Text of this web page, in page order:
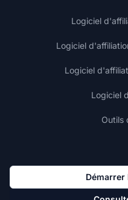
Logiciel
Logiciel
Logiciel
Logiciel
Outils